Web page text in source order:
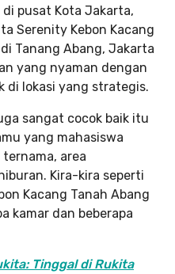
pusat Kota Jakarta,
Serenity Kebon Kacang
Tanang Abang, Jakarta
yang nyaman dengan
di lokasi yang strategis.
sangat cocok baik itu
yang mahasiswa
area
Kira-kira seperti
Kacang Tanah Abang
kamar dan beberapa
Tinggal di Rukita